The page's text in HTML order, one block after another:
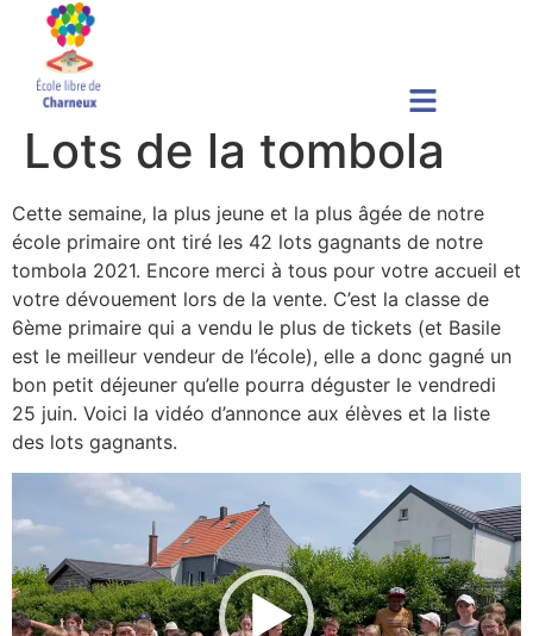
Lots de la tombola
Cette semaine, la plus jeune et la plus âgée de notre
école primaire ont tiré les 42 lots gagnants de notre
tombola 2021. Encore merci à tous pour votre accueil et
votre dévouement lors de la vente. C’est la classe de
6ème primaire qui a vendu le plus de tickets (et Basile
est le meilleur vendeur de l’école), elle a donc gagné un
bon petit déjeuner qu’elle pourra déguster le vendredi
25 juin. Voici la vidéo d’annonce aux élèves et la liste
des lots gagnants.
vidéo